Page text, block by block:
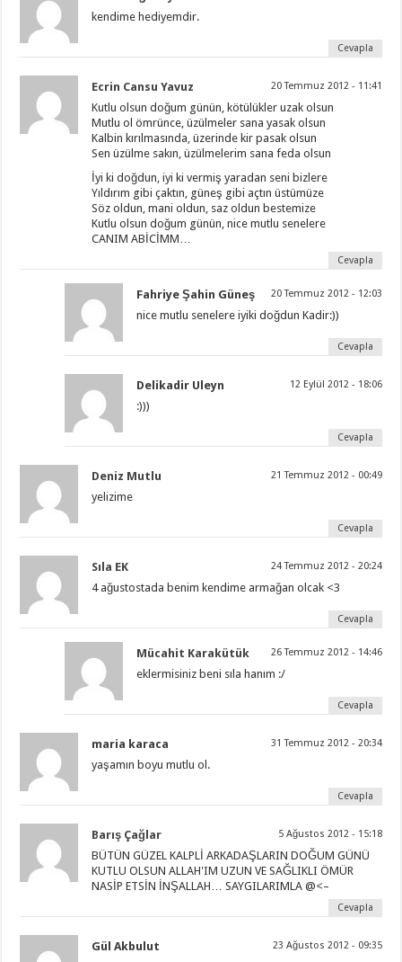
kendime hediyemdir.
Cevapla
Ecrin Cansu Yavuz 20 Temmuz 2012 - 11:41
Kutlu olsun doğum günün, kötülükler uzak olsun
Mutlu ol ömrünce, üzülmeler sana yasak olsun
Kalbin kırılmasında, üzerinde kir pasak olsun
Sen üzülme sakın, üzülmelerim sana feda olsun
İyi ki doğdun, iyi ki vermiş yaradan seni bizlere
Yıldırım gibi çaktın, güneş gibi açtın üstümüze
Söz oldun, mani oldun, saz oldun bestemize
Kutlu olsun doğum günün, nice mutlu senelere
CANIM ABİCİMM…
Cevapla
Fahriye Şahin Güneş 20 Temmuz 2012 - 12:03
nice mutlu senelere iyiki doğdun Kadir:))
Cevapla
Delikadir Uleyn 12 Eylül 2012 - 18:06
:)))
Cevapla
Deniz Mutlu 21 Temmuz 2012 - 00:49
yelizime
Cevapla
Sıla EK 24 Temmuz 2012 - 20:24
4 ağustostada benim kendime armağan olcak <3
Cevapla
Mücahit Karakütük 26 Temmuz 2012 - 14:46
eklermisiniz beni sıla hanım :/
Cevapla
maria karaca 31 Temmuz 2012 - 20:34
yaşamın boyu mutlu ol.
Cevapla
Barış Çağlar 5 Ağustos 2012 - 15:18
BÜTÜN GÜZEL KALPLİ ARKADAŞLARIN DOĞUM GÜNÜ
KUTLU OLSUN ALLAH'IM UZUN VE SAĞLIKLI ÖMÜR
NASİP ETSİN İNŞALLAH… SAYGILARIMLA @<–
Cevapla
Gül Akbulut 23 Ağustos 2012 - 09:35